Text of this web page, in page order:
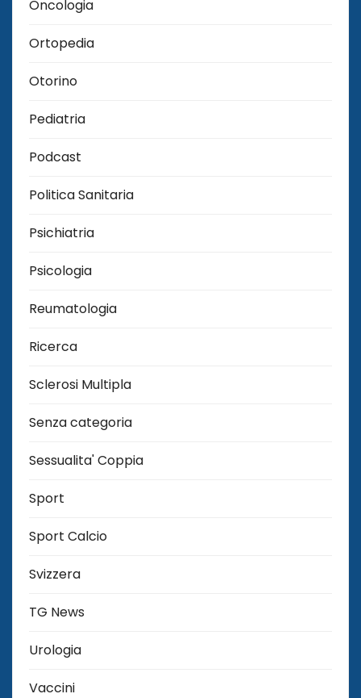
Oncologia
Ortopedia
Otorino
Pediatria
Podcast
Politica Sanitaria
Psichiatria
Psicologia
Reumatologia
Ricerca
Sclerosi Multipla
Senza categoria
Sessualita' Coppia
Sport
Sport Calcio
Svizzera
TG News
Urologia
Vaccini